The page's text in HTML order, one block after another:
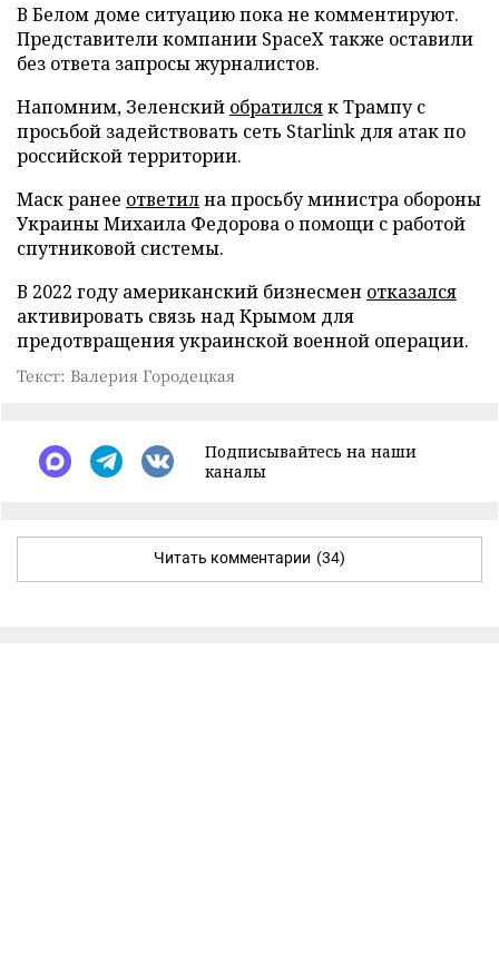
В Белом доме ситуацию пока не комментируют.
Представители компании SpaceX также оставили
без ответа запросы журналистов.
Напомним, Зеленский обратилсяк Трампу с
просьбой задействовать сеть Starlink для атак по
российской территории.
Маск ранее ответилна просьбу министра обороны
Украины Михаила Федорова о помощи с работой
спутниковой системы.
В 2022 году американский бизнесмен отказался
активировать связь над Крымом для
предотвращения украинской военной операции.
Текст: Валерия Городецкая
Подписывайтесь на наши
каналы
Читать комментарии (34)